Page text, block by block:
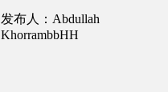
发布人：Abdullah
KhorrambbHH